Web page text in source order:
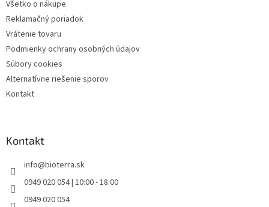
Všetko o nákupe
Reklamačný poriadok
Vrátenie tovaru
Podmienky ochrany osobných údajov
Súbory cookies
Alternatívne riešenie sporov
Kontakt
Kontakt
info@bioterra.sk
0949 020 054 | 10:00 - 18:00
0949 020 054